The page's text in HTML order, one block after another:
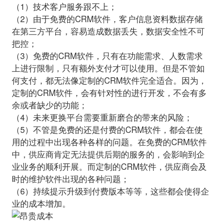
（1）技术客户服务跟不上；
（2）由于免费的CRM软件，客户信息资料数据存储
在第三方平台，容易造成数据丢失，数据安全性不可
把控；
（3）免费的CRM软件，只有在功能需求、人数需求
上进行限制，只有额外支付才可以使用。但是不管如
何支付，都无法像定制的CRM软件完全适合。因为，
定制的CRM软件，会有针对性的进行开发，不会有多
余或者缺少的功能；
（4）未来更换平台需要重新磨合的带来的风险；
（5）不管是免费的还是付费的CRM软件，都会在使
用的过程中出现各种各样的问题。在免费的CRM软件
中，供应商肯定无法提供后期的服务的，会影响到企
业业务的顺利开展。而定制的CRM软件，供应商会及
时的维护软件出现的各种问题；
（6）持续提示升级到付费版本等等，这些都会使得企